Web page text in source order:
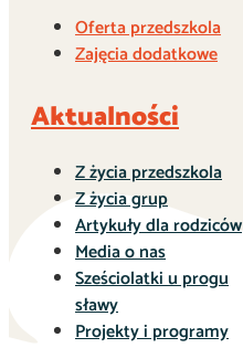
Oferta przedszkola
Zajęcia dodatkowe
Aktualności
Z życia przedszkola
Z życia grup
Artykuły dla rodziców
Media o nas
Sześciolatki u progu
sławy
Projekty i programy